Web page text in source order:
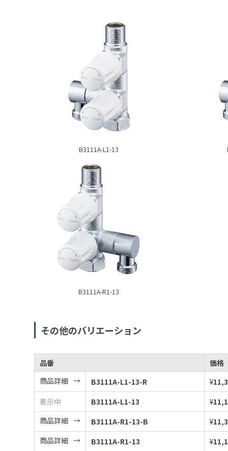
B3111A-L1-13
B3111A-R1-13
その他のバリエーション
品番
価格
商品詳細
B3111A-L1-13-R ¥
表示中
B3111A-L1-13 ¥
商品詳細
B3111A-R1-13-B ¥
商品詳細
B3111A-R1-13 ¥